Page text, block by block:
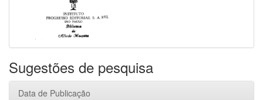
Sugestões de pesquisa
Data de Publicação